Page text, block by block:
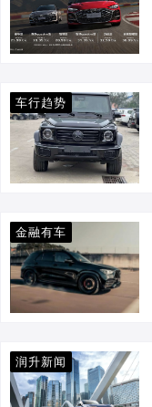
车行趋势
金融有车
润升新闻